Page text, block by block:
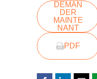
DEMAN
DER
MAINTE
NANT
PDF